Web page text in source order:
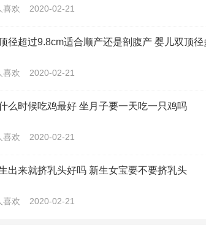
。有些家长就会大声的训斥孩子，甚至会动
可以进行的。
业：美好蕴育用一张B超图引爆的母婴营销新
喜欢 2025-05-26
子发硬发紧正常吗 孕19周肚子发紧发硬怎么回
喜欢 2020-02-21
径超过9.8cm适合顺产还是剖腹产 婴儿双顶径
喜欢 2020-02-21
么时候吃鸡最好 坐月子要一天吃一只鸡吗
喜欢 2020-02-21
出来就挤乳头好吗 新生女宝要不要挤乳头
喜欢 2020-02-21